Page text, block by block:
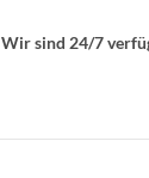
Wir sind 24/7